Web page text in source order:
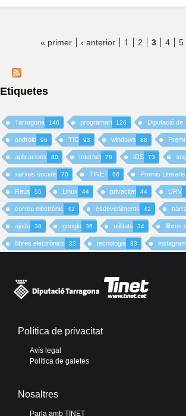
« primer ‹ anterior 1 2 3 4 5
Etiquetes
Tarragona 146 programari 126 Diputació de
android 96 TIC 93 windows 88
aplicacions 80 Internet 78 iOS 73
xarxes socials 70 TINET 66 Premis Literaris
Reus 55 Linux 44 privacitat 44 URV
correu electrònic 42 esdeveniments 42
ajuda 38 google 36 utilitats 34 llibres
llibres electrònics 33 tecnologia 33 instagram
Política de privacitat
Avís legal
Política de galetes
Nosaltres
Parla amb TINET